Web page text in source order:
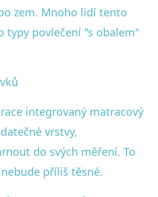
zem. Mnoho lidí tento
typy povlečení "s obalem"
integrovaný matracový
vrstvy,
do svých měření. To
příliš těsné.